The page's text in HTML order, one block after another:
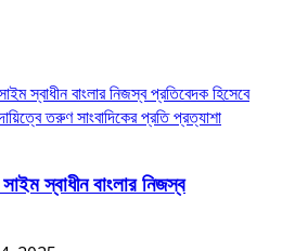
স্বাধীন বাংলার নিজস্ব